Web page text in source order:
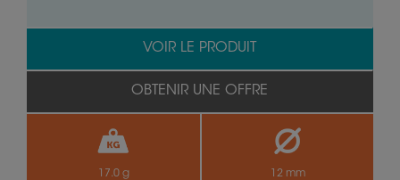
17.0 g 12 mm
VOIR LE PRODUIT
OBTENIR UNE OFFRE